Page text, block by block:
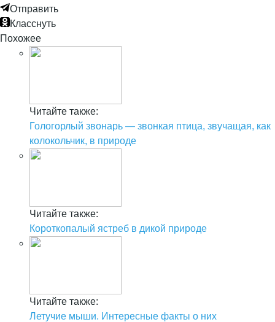
Отправить
Класснуть
Похожее
Читайте также:
Гологорлый звонарь — звонкая птица, звучащая, как
колокольчик, в природе
Читайте также:
Короткопалый ястреб в дикой природе
Читайте также:
Летучие мыши. Интересные факты о них